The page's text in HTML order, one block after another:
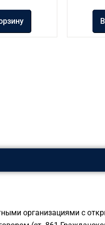
организациями с